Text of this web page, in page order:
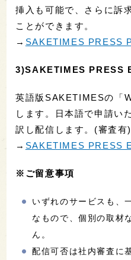
挿入も可能で、さらに訴
ことができます。
→ SAKETIMES PRESS
3)SAKETIMES PRESS
英語版SAKETIMESの「
します。日本語で申請い
訳し配信します。(審査有)
→ SAKETIMES PRESS
※ご留意事項
いずれのサービスも、
なもので、個別の取材
ん。
配信可否は社内審査に